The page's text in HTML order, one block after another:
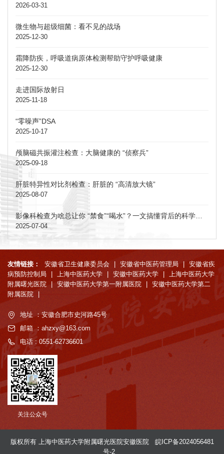
2026-03-31
微生物与超级细菌：看不见的战场
2025-12-30
霜降防疾，呼吸道病原体检测帮助守护呼吸健康
2025-12-30
走进国际放射日
2025-11-18
“零噪声”DSA
2025-10-17
颅脑磁共振灌注检查：大脑健康的 “侦察兵”
2025-09-18
肝脏特异性对比剂检查：肝脏的 “高清放大镜”
2025-08-07
2025-07-04
友情链接： 安徽省卫生健康委员会 安徽省中医药管理局
安徽省疾
病预防控制局
上海中医药大学 安徽中医药大学
上海中医药大学
附属曙光医院
安徽中医药大学第一附属医院
安徽中医药大学第二
附属医院
地址 ：安徽合肥市史河路45号
邮箱 ：ahzxy@163.com
电话 : 0551-62736601
关注公众号
版权所有 上海中医药大学附属曙光医院安徽医院 皖ICP备2024056481
号-2